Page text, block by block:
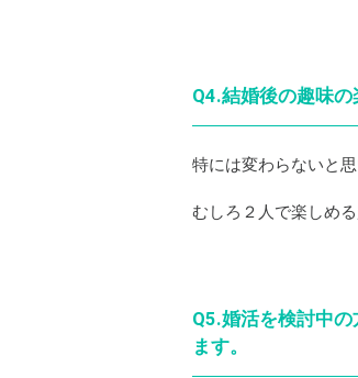
Q4.結婚後の趣味
特には変わらないと思
むしろ２人で楽しめ
Q5.婚活を検討中
ます。